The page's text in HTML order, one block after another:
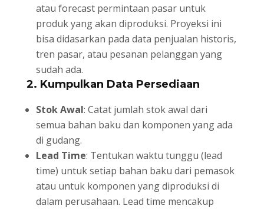
atau forecast permintaan pasar untuk
produk yang akan diproduksi. Proyeksi ini
bisa didasarkan pada data penjualan historis,
tren pasar, atau pesanan pelanggan yang
sudah ada.
2. Kumpulkan Data Persediaan
Stok Awal: Catat jumlah stok awal dari
semua bahan baku dan komponen yang ada
di gudang.
Lead Time: Tentukan waktu tunggu (lead
time) untuk setiap bahan baku dari pemasok
atau untuk komponen yang diproduksi di
dalam perusahaan. Lead time mencakup